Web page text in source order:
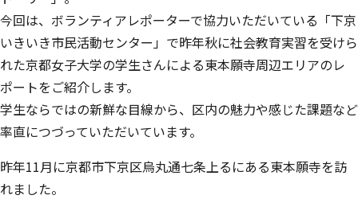
今回は、ボランティアレポーターで協力いただいている「下京
いきいき市民活動センター」で昨年秋に社会教育実習を受けら
れた京都女子大学の学生さんによる東本願寺周辺エリアのレ
ポートをご紹介します。
学生ならではの新鮮な目線から、区内の魅力や感じた課題など
率直につづっていただいています。
昨年11月に京都市下京区烏丸通七条上るにある東本願寺を訪
れました。